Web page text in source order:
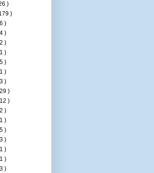
)
)
)
)
)
)
)
)
)
)
)
)
)
)
)
)
)
)